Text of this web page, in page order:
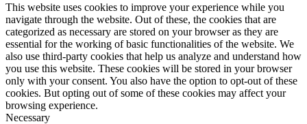
This website uses cookies to improve your experience while you
navigate through the website. Out of these, the cookies that are
categorized as necessary are stored on your browser as they are
essential for the working of basic functionalities of the website. We
also use third-party cookies that help us analyze and understand how
you use this website. These cookies will be stored in your browser
only with your consent. You also have the option to opt-out of these
cookies. But opting out of some of these cookies may affect your
browsing experience.
Necessary